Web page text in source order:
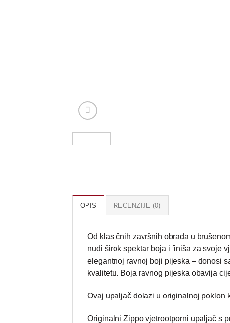
OPIS RECENZIJE (0)
Od klasičnih završnih obrada u
nudi širok spektar boja i finiša za svoje
elegantnoj ravnoj boji pijeska – donosi
kvalitetu. Boja ravnog pijeska obavija
Ovaj upaljač dolazi u originalnoj poklon
Originalni Zippo vjetrootporni upaljač s